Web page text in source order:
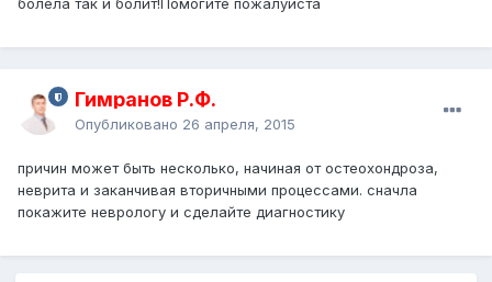
болела так и болит!Помогите пожалуйста
Гимранов Р.Ф.
Опубликовано 26 апреля, 2015
причин может быть несколько, начиная от остеохондроза,
неврита и заканчивая вторичными процессами. сначла
покажите неврологу и сделайте диагностику